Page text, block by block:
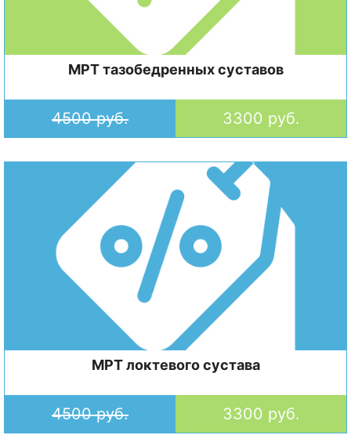
МРТ тазобедренных суставов
4500 руб. 3300 руб.
МРТ локтевого сустава
4500 руб. 3300 руб.